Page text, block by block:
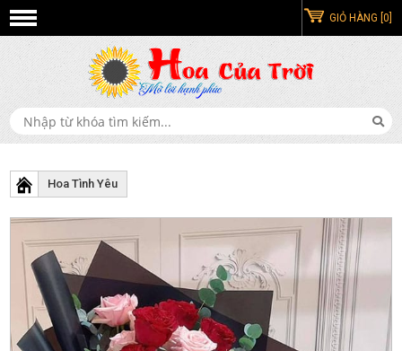
GIỎ HÀNG [0]
Hoa Tình Yêu